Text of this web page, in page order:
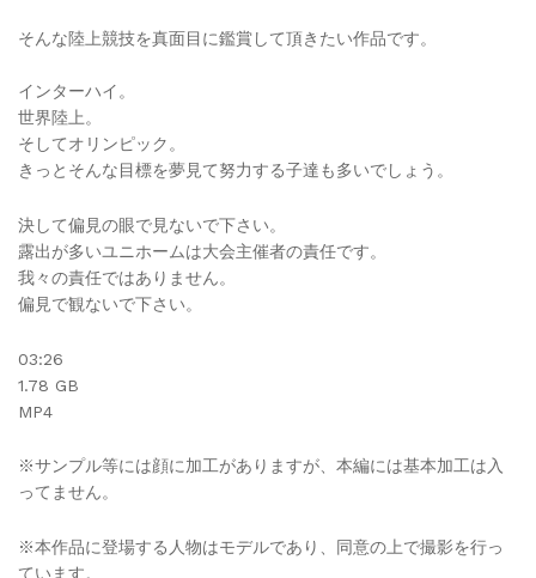
そんな陸上競技を真面目に鑑賞して頂きたい作品です。
インターハイ。
世界陸上。
そしてオリンピック。
きっとそんな目標を夢見て努力する子達も多いでしょう。
決して偏見の眼で見ないで下さい。
露出が多いユニホームは大会主催者の責任です。
我々の責任ではありません。
偏見で観ないで下さい。
03:26
1.78 GB
MP4
※サンプル等には顔に加工がありますが、本編には基本加工は入
ってません。
※本作品に登場する人物はモデルであり、同意の上で撮影を行っ
ています。